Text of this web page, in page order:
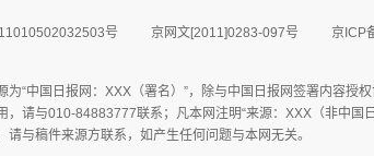
号 京网文[2011]0283-097号 京ICP
为“中国日报网：XXX（署名）”，除与中国日报网签署内容授
，请与010-84883777联系；凡本网注明“来源：XXX（非中国
与稿件来源方联系，如产生任何问题与本网无关。